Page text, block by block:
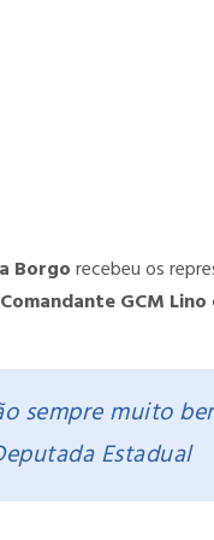
Borgorecebeu os
GCM
sempre muito
Estadual